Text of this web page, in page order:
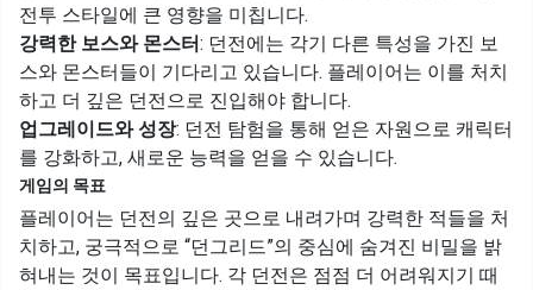
전투 스타일에 큰 영향을 미칩니다.
강력한 보스와 몬스터: 던전에는 각기 다른 특성을 가진 보
스와 몬스터들이 기다리고 있습니다. 플레이어는 이를 처치
하고 더 깊은 던전으로 진입해야 합니다.
업그레이드와 성장: 던전 탐험을 통해 얻은 자원으로 캐릭터
를 강화하고, 새로운 능력을 얻을 수 있습니다.
게임의 목표
플레이어는 던전의 깊은 곳으로 내려가며 강력한 적들을 처
치하고, 궁극적으로 “던그리드”의 중심에 숨겨진 비밀을 밝
혀내는 것이 목표입니다. 각 던전은 점점 더 어려워지기 때